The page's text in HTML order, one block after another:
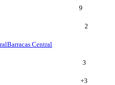
9
2
Barracas Central
3
+3